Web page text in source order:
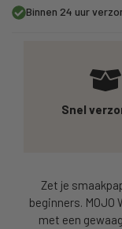
Binnen 24 uur
Snel
Zet je
beginners. MOJO
met een